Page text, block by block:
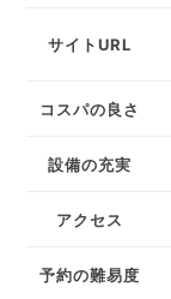
サイトURL
コスパの良さ
設備の充実
アクセス
予約の難易度